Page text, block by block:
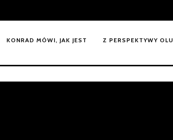
KONRAD MÓWI, JAK JEST Z PERSPEKTYWY OLU